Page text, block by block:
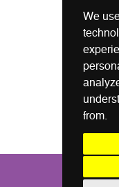
We
from.
Str.